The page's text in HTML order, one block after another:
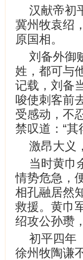
汉献帝初
冀州牧袁绍
原国相。
刘备外御
姓，都可与
记载，刘备
唆使刺客前
受感动，不
禁叹道：“其
激昂大义
当时黄巾
情势危急，
相孔融居然
救援。黄巾
绍攻公孙瓒
初平四年
徐州牧陶谦